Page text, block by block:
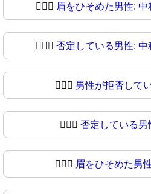
🙍🏼‍♂️ 眉をひそめた男性:
🙍🏼‍♂ 否定している男性:
🙍🏽‍♂️ 男性が拒否して
🙍🏽‍♂ 否定している男
🙍🏾‍♂️ 眉をひそめた男